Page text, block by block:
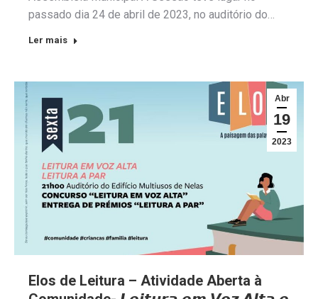
passado dia 24 de abril de 2023, no auditório do…
Ler mais
Abr
19
2023
Elos de Leitura – Atividade Aberta à